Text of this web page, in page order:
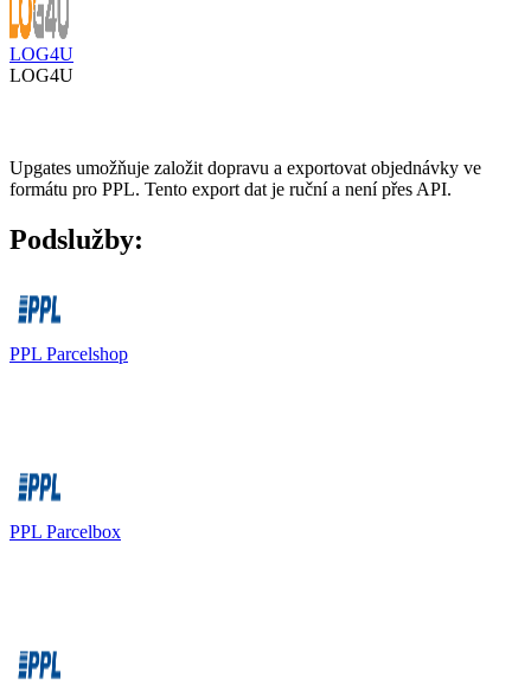
LOG4U
LOG4U
Upgates umožňuje založit dopravu a exportovat objednávky ve
formátu pro PPL. Tento export dat je ruční a není přes API.
Podslužby:
PPL Parcelshop
PPL Parcelbox